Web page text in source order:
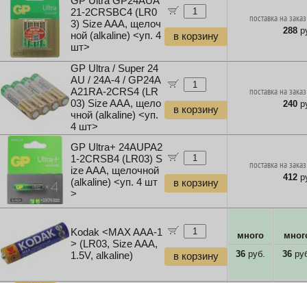
21-2CRSBC4 (LR0
3) Size AAA, щелоч
ной (alkaline) <уп. 4
шт>
в корзину
поставка на
288
GP Ultra / Super 24
AU / 24A-4 / GP24A
A21RA-2CRS4 (LR
03) Size AAA, щело
чной (alkaline) <уп.
4 шт>
в корзину
поставка на
240
GP Ultra+ 24AUPA2
1-2CRSB4 (LR03) S
ize AAA, щелочной
(alkaline) <уп. 4 шт
>
в корзину
поставка на
412
Kodak <MAX AAA-1
> (LR03, Size AAA,
1.5V, alkaline)
в корзину
много
36руб.
36